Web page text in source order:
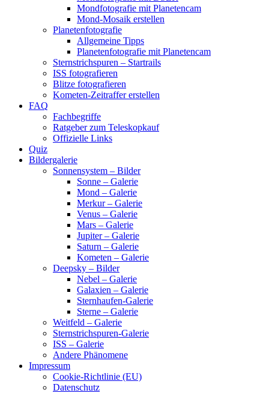
Mondfotografie mit Planetencam
Mond-Mosaik erstellen
Planetenfotografie
Allgemeine Tipps
Planetenfotografie mit Planetencam
Sternstrichspuren – Startrails
ISS fotografieren
Blitze fotografieren
Kometen-Zeitraffer erstellen
FAQ
Fachbegriffe
Ratgeber zum Teleskopkauf
Offizielle Links
Quiz
Bildergalerie
Sonnensystem – Bilder
Sonne – Galerie
Mond – Galerie
Merkur – Galerie
Venus – Galerie
Mars – Galerie
Jupiter – Galerie
Saturn – Galerie
Kometen – Galerie
Deepsky – Bilder
Nebel – Galerie
Galaxien – Galerie
Sternhaufen-Galerie
Sterne – Galerie
Weitfeld – Galerie
Sternstrichspuren-Galerie
ISS – Galerie
Andere Phänomene
Impressum
Cookie-Richtlinie (EU)
Datenschutz